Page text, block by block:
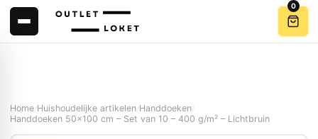
0
Home Huishoudelijke artikelen Handdoeken
Handdoeken 50×100 cm – Set van 10 – 400 g/m² – Lichtbruin